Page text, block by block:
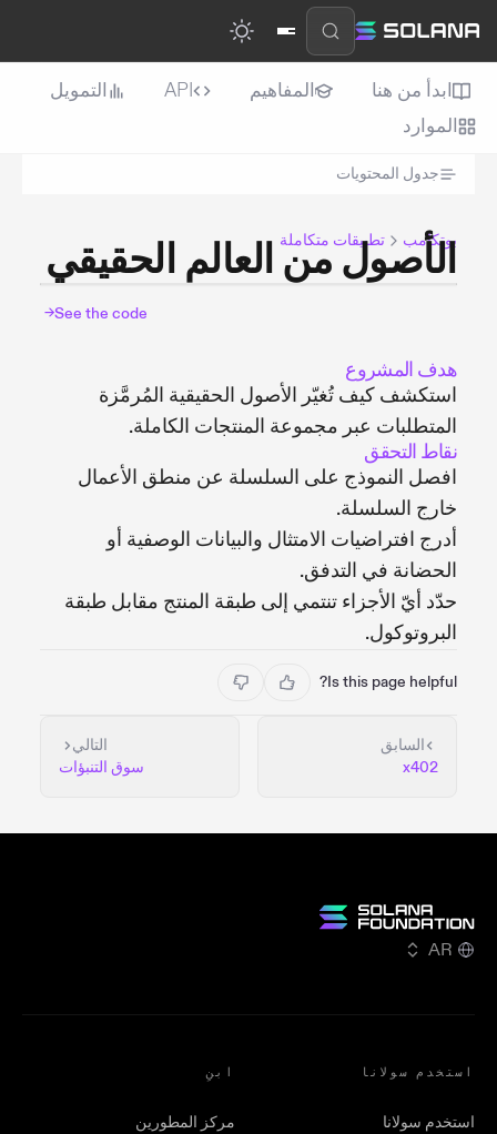
ابدأ من هنا المفاهيم API
التمويل
الموارد
جدول المحتويات
بوتكامب تطبيقات متكاملة
الأصول من العالم الحقيقي
See the code
→
هدف المشروع
استكشف كيف تُغيّر الأصول الحقيقية المُرمَّزة
المتطلبات عبر مجموعة المنتجات الكاملة.
نقاط التحقق
افصل النموذج على السلسلة عن منطق الأعمال
خارج السلسلة.
أدرج افتراضيات الامتثال والبيانات الوصفية أو
الحضانة في التدفق.
حدّد أيّ الأجزاء تنتمي إلى طبقة المنتج مقابل طبقة
البروتوكول.
Is this page helpful?
السابق
x402
التالي
سوق التنبؤات
AR
استخدم سولانا
استخدم سولانا
ابنِ
مركز المطورين